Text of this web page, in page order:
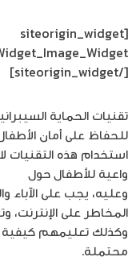
[siteorigin_widget
[/siteorigin_widget]
تقنيات الحماية
للحفاظ على أمان
استخدام هذه التقنيات
واعية للأطفال حول
وعليه، يجب على الآباء
المخاطر على الإنترنت،
وكذلك تعليمهم كيفية
محتملة.